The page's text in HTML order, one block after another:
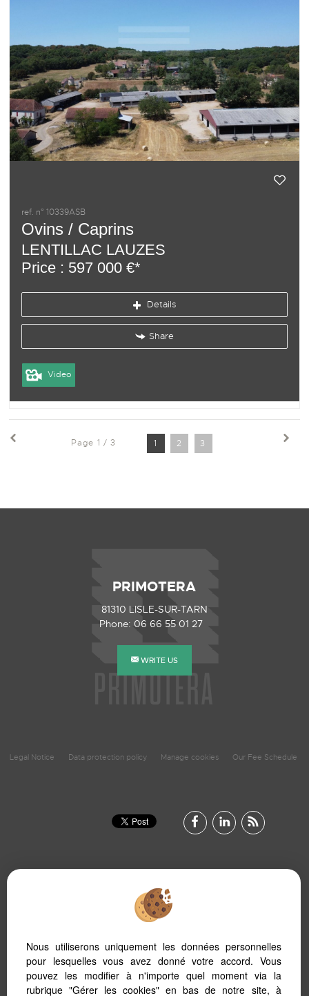
ref. n° 10339ASB
Ovins / Caprins
LENTILLAC LAUZES
Price : 597 000 €*
Details
Share
Video
Page 1 / 3 1 2 3
PRIMOTERA
81310 LISLE-SUR-TARN
Phone: 06 66 55 01 27
WRITE US
Legal Notice Data protection policy Manage cookies Our Fee Schedule
tablet or smartphone, our site automatically adapts to
different types of screens
Nous utiliserons uniquement les données personnelles
pour lesquelles vous avez donné votre accord. Vous
pouvez les modifier à n'importe quel moment via la
rubrique "Gérer les cookies" en bas de notre site, à